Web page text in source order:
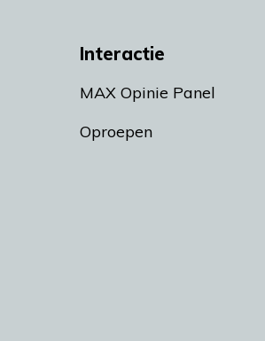
Interactie
MAX Opinie Panel
Oproepen